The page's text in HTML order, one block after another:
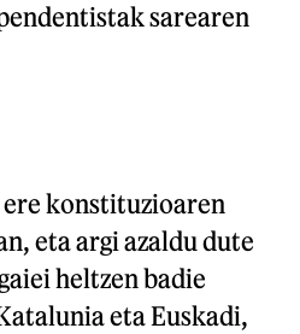
sarearen
konstituzioaren
eta argi azaldu dute
heltzen badie
eta Euskadi,